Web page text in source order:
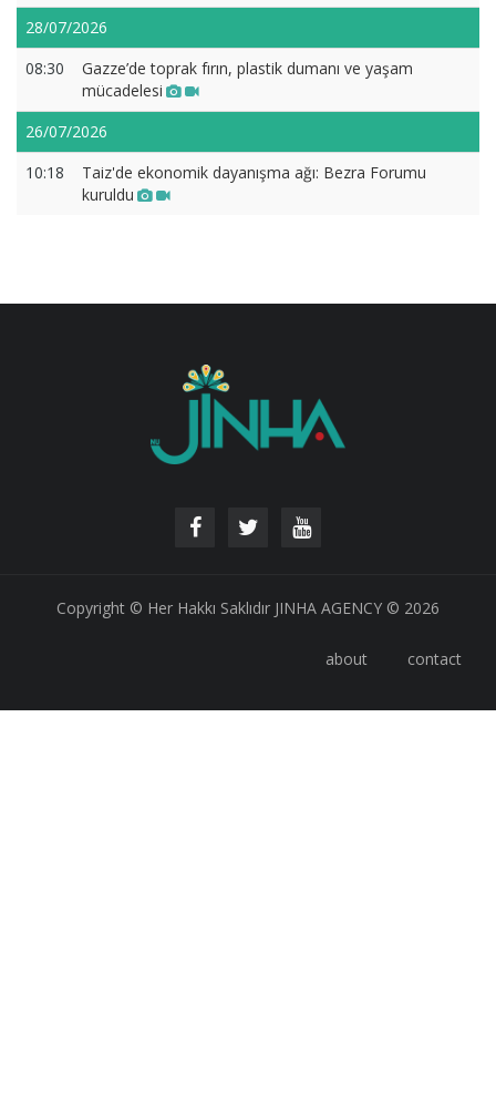
28/07/2026
08:30
Gazze’de toprak fırın, plastik dumanı ve yaşam
mücadelesi
26/07/2026
10:18
Taiz'de ekonomik dayanışma ağı: Bezra Forumu
kuruldu
Copyright © Her Hakkı Saklıdır JINHA AGENCY © 2026
about contact